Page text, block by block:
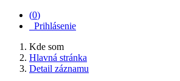
(0)
Prihlásenie
Kde som
Hlavná stránka
Detail záznamu